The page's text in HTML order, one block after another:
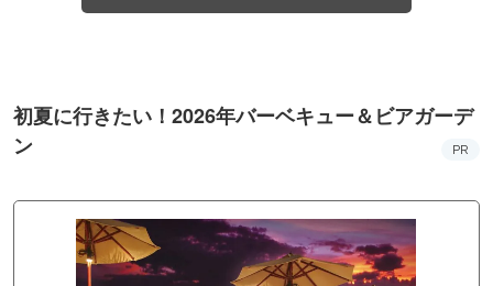
初夏に行きたい！2026年バーベキュー＆ビアガーデ
ン
PR